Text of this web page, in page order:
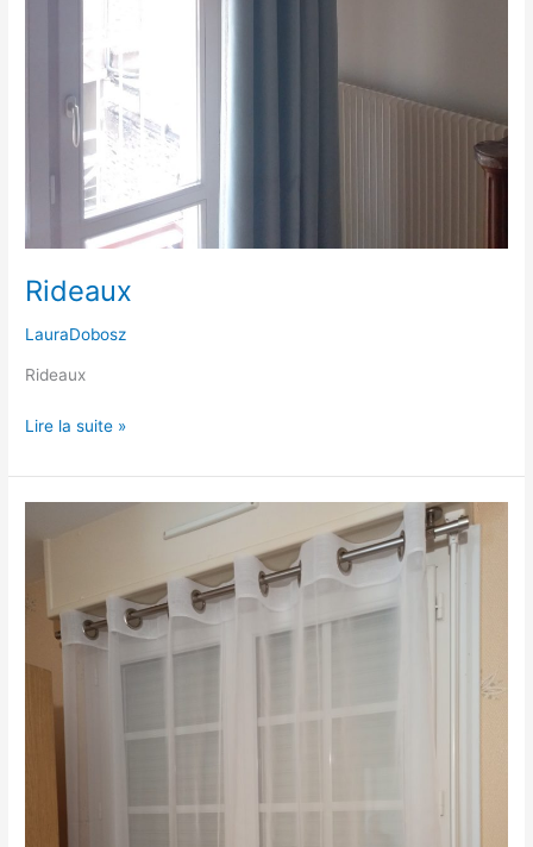
Rideaux
LauraDobosz
Rideaux
Lire la suite »